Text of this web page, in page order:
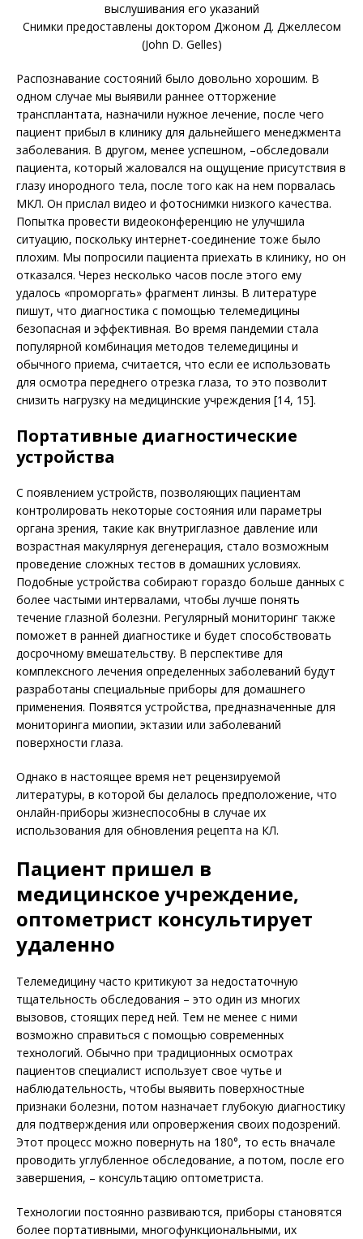
выслушивания его указаний
Снимки предоставлены доктором Джоном Д. Джеллесом
(John D. Gelles)
Распознавание состояний было довольно хорошим. В
одном случае мы выявили раннее отторжение
трансплантата, назначили нужное лечение, после чего
пациент прибыл в клинику для дальнейшего менеджмента
заболевания. В другом, менее успешном, –обследовали
пациента, который жаловался на ощущение присутствия в
глазу инородного тела, после того как на нем порвалась
МКЛ. Он прислал видео и фотоснимки низкого качества.
Попытка провести видеоконференцию не улучшила
ситуацию, поскольку интернет-соединение тоже было
плохим. Мы попросили пациента приехать в клинику, но он
отказался. Через несколько часов после этого ему
удалось «проморгать» фрагмент линзы. В литературе
пишут, что диагностика с помощью телемедицины
безопасная и эффективная. Во время пандемии стала
популярной комбинация методов телемедицины и
обычного приема, считается, что если ее использовать
для осмотра переднего отрезка глаза, то это позволит
снизить нагрузку на медицинские учреждения [14, 15].
Портативные диагностические
устройства
С появлением устройств, позволяющих пациентам
контролировать некоторые состояния или параметры
органа зрения, такие как внутриглазное давление или
возрастная макулярнуя дегенерация, стало возможным
проведение сложных тестов в домашних условиях.
Подобные устройства собирают гораздо больше данных с
более частыми интервалами, чтобы лучше понять
течение глазной болезни. Регулярный мониторинг также
поможет в ранней диагностике и будет способствовать
досрочному вмешательству. В перспективе для
комплексного лечения определенных заболеваний будут
разработаны специальные приборы для домашнего
применения. Появятся устройства, предназначенные для
мониторинга миопии, эктазии или заболеваний
поверхности глаза.
Однако в настоящее время нет рецензируемой
литературы, в которой бы делалось предположение, что
онлайн-приборы жизнеспособны в случае их
использования для обновления рецепта на КЛ.
Пациент пришел в
медицинское учреждение,
оптометрист консультирует
удаленно
Телемедицину часто критикуют за недостаточную
тщательность обследования – это один из многих
вызовов, стоящих перед ней. Тем не менее с ними
возможно справиться с помощью современных
технологий. Обычно при традиционных осмотрах
пациентов специалист использует свое чутье и
наблюдательность, чтобы выявить поверхностные
признаки болезни, потом назначает глубокую диагностику
для подтверждения или опровержения своих подозрений.
Этот процесс можно повернуть на 180°, то есть вначале
проводить углубленное обследование, а потом, после его
завершения, – консультацию оптометриста.
Технологии постоянно развиваются, приборы становятся
более портативными, многофункциональными, их